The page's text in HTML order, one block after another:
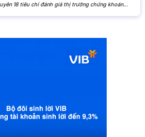
18 tiêu chí đánh giá thị trường chứng khoán